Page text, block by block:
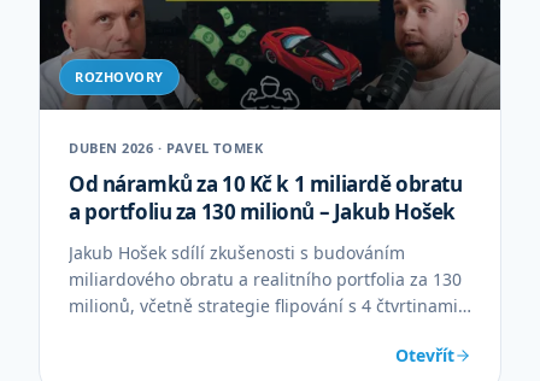
ROZHOVORY
DUBEN 2026 · PAVEL TOMEK
Od náramků za 10 Kč k 1 miliardě obratu
a portfoliu za 130 milionů – Jakub Hošek
Jakub Hošek sdílí zkušenosti s budováním
miliardového obratu a realitního portfolia za 130
milionů, včetně strategie flipování s 4 čtvrtinami
Otevřít